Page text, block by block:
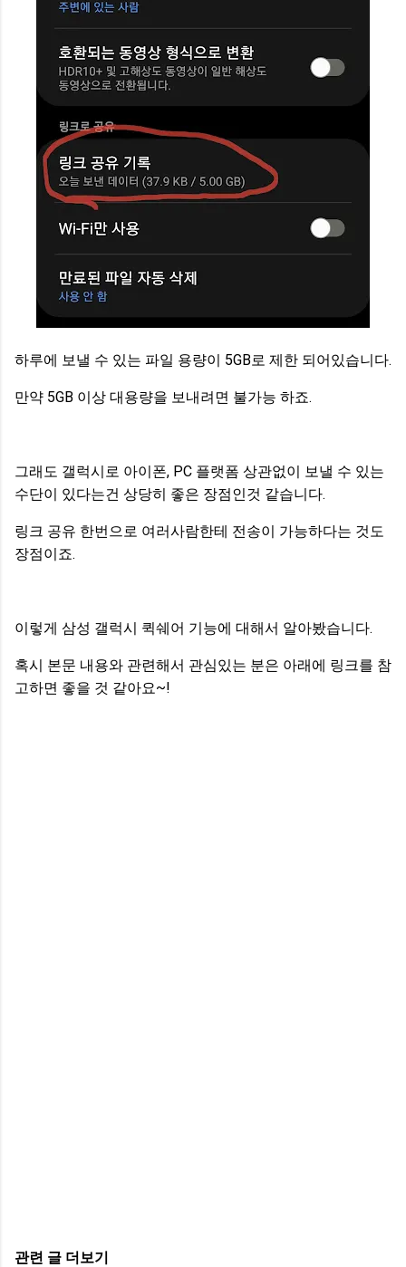
하루에 보낼 수 있는 파일 용량이 5GB로 제한 되어있습니다.
만약 5GB 이상 대용량을 보내려면 불가능 하죠.
그래도 갤럭시로 아이폰, PC 플랫폼 상관없이 보낼 수 있는
수단이 있다는건 상당히 좋은 장점인것 같습니다.
링크 공유 한번으로 여러사람한테 전송이 가능하다는 것도
장점이죠.
이렇게 삼성 갤럭시 퀵쉐어 기능에 대해서 알아봤습니다.
혹시 본문 내용와 관련해서 관심있는 분은 아래에 링크를 참
고하면 좋을 것 같아요~!
관련 글 더보기